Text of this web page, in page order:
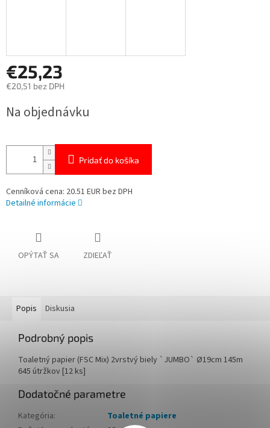
€25,23
€20,51 bez DPH
cena:
Na objednávku
Pridať do košíka
Cenníková cena: 20.51 EUR bez DPH
Detailné informácie
OPÝTAŤ SA ZDIEĽAŤ
Popis Diskusia
Podrobný popis
Toaletný papier (FSC Mix) 2vrstvý biely `JUMBO` Ø19cm 145m
645 útržkov [12 ks]
Dodatočné parametre
Kategória:
Toaletné papiere